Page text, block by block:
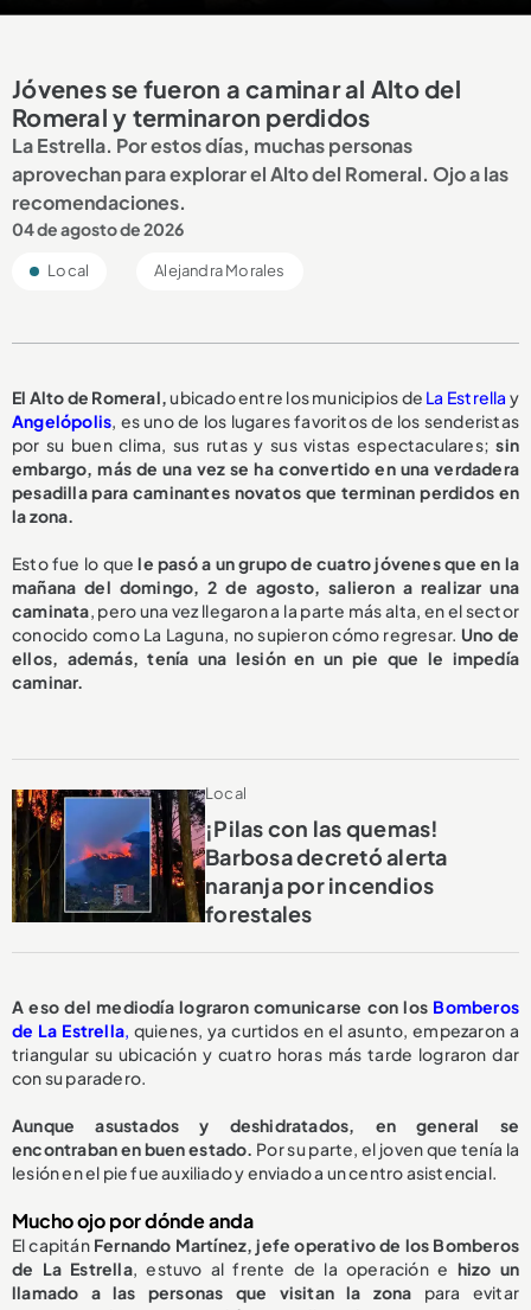
Jóvenes se fueron a caminar al Alto del
Romeral y terminaron perdidos
La Estrella. Por estos días, muchas personas
aprovechan para explorar el Alto del Romeral. Ojo a las
recomendaciones.
04 de agosto de 2026
Local Alejandra Morales
El Alto de Romeral,ubicado entre los municipios de La Estrella y
Angelópolis, es uno de los lugares favoritos de los senderistas
por su buen clima, sus rutas y sus vistas espectaculares;sin
embargo, más de una vez se ha convertido en una verdadera
pesadilla para caminantes novatos que terminan perdidos en
la zona.
Esto fue lo quele pasó a un grupo de cuatro jóvenes que en la
mañana del domingo, 2 de agosto, salieron a realizar una
caminata, pero una vez llegaron a la parte más alta, en el sector
conocido como La Laguna, no supieron cómo regresar. Uno de
ellos, además, tenía una lesión en un pie que le impedía
caminar.
Local
¡Pilas con las quemas!
Barbosa decretó alerta
naranja por incendios
forestales
A eso del mediodía lograron comunicarse con los Bomberos
de La Estrella, quienes, ya curtidos en el asunto, empezaron a
triangular su ubicación y cuatro horas más tarde lograron dar
con su paradero.
Aunque asustados y deshidratados, en general se
encontraban en buen estado. Por su parte, el joven que tenía la
lesión en el pie fue auxiliado y enviado a un centro asistencial.
Mucho ojo por dónde anda
El capitánFernando Martínez, jefe operativo de los Bomberos
de La Estrella, estuvo al frente de la operación e hizo un
llamado a las personas que visitan la zona para evitar